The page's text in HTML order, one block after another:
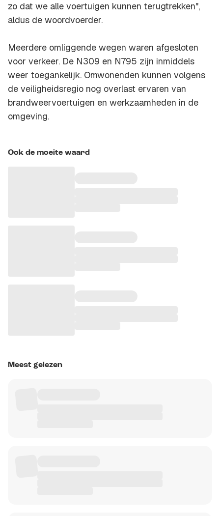
zo dat we alle voertuigen kunnen terugtrekken",
aldus de woordvoerder.
Meerdere omliggende wegen waren afgesloten
voor verkeer. De N309 en N795 zijn inmiddels
weer toegankelijk. Omwonenden kunnen volgens
de veiligheidsregio nog overlast ervaren van
brandweervoertuigen en werkzaamheden in de
omgeving.
Ook de moeite waard
Meest gelezen